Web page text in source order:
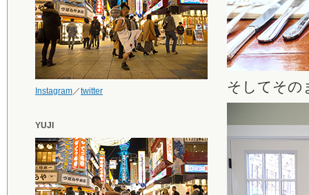
Instagram／twitter
YUJI
そしてその